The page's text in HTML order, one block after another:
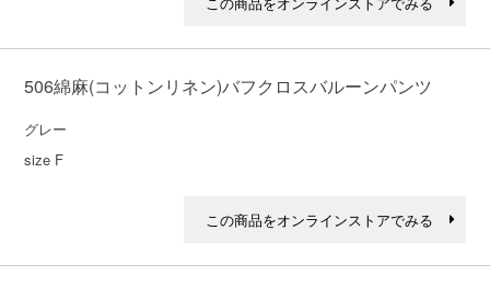
506綿麻(コットンリネン)バフクロスバルーンパンツ
グレー
size F
この商品をオンラインストアでみる